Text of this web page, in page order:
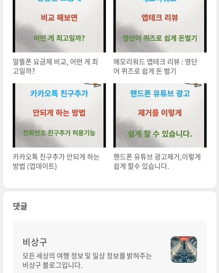
알뜰폰 요금제 비교, 어떤 게 최
고일까?
메모리워드 앱테크 리뷰 : 영단
어 퀴즈로 쉽게 돈 벌기
카카오톡 친구추가 안되게 하는
방법 (업데이트)
핸드폰 유튜브 광고제거,이렇게
쉽게 할수 있습니다.
댓글
비상구
모든 세상의 여행 정보 및 일상 정보를 밝혀주는
비상구 블로그입니다.